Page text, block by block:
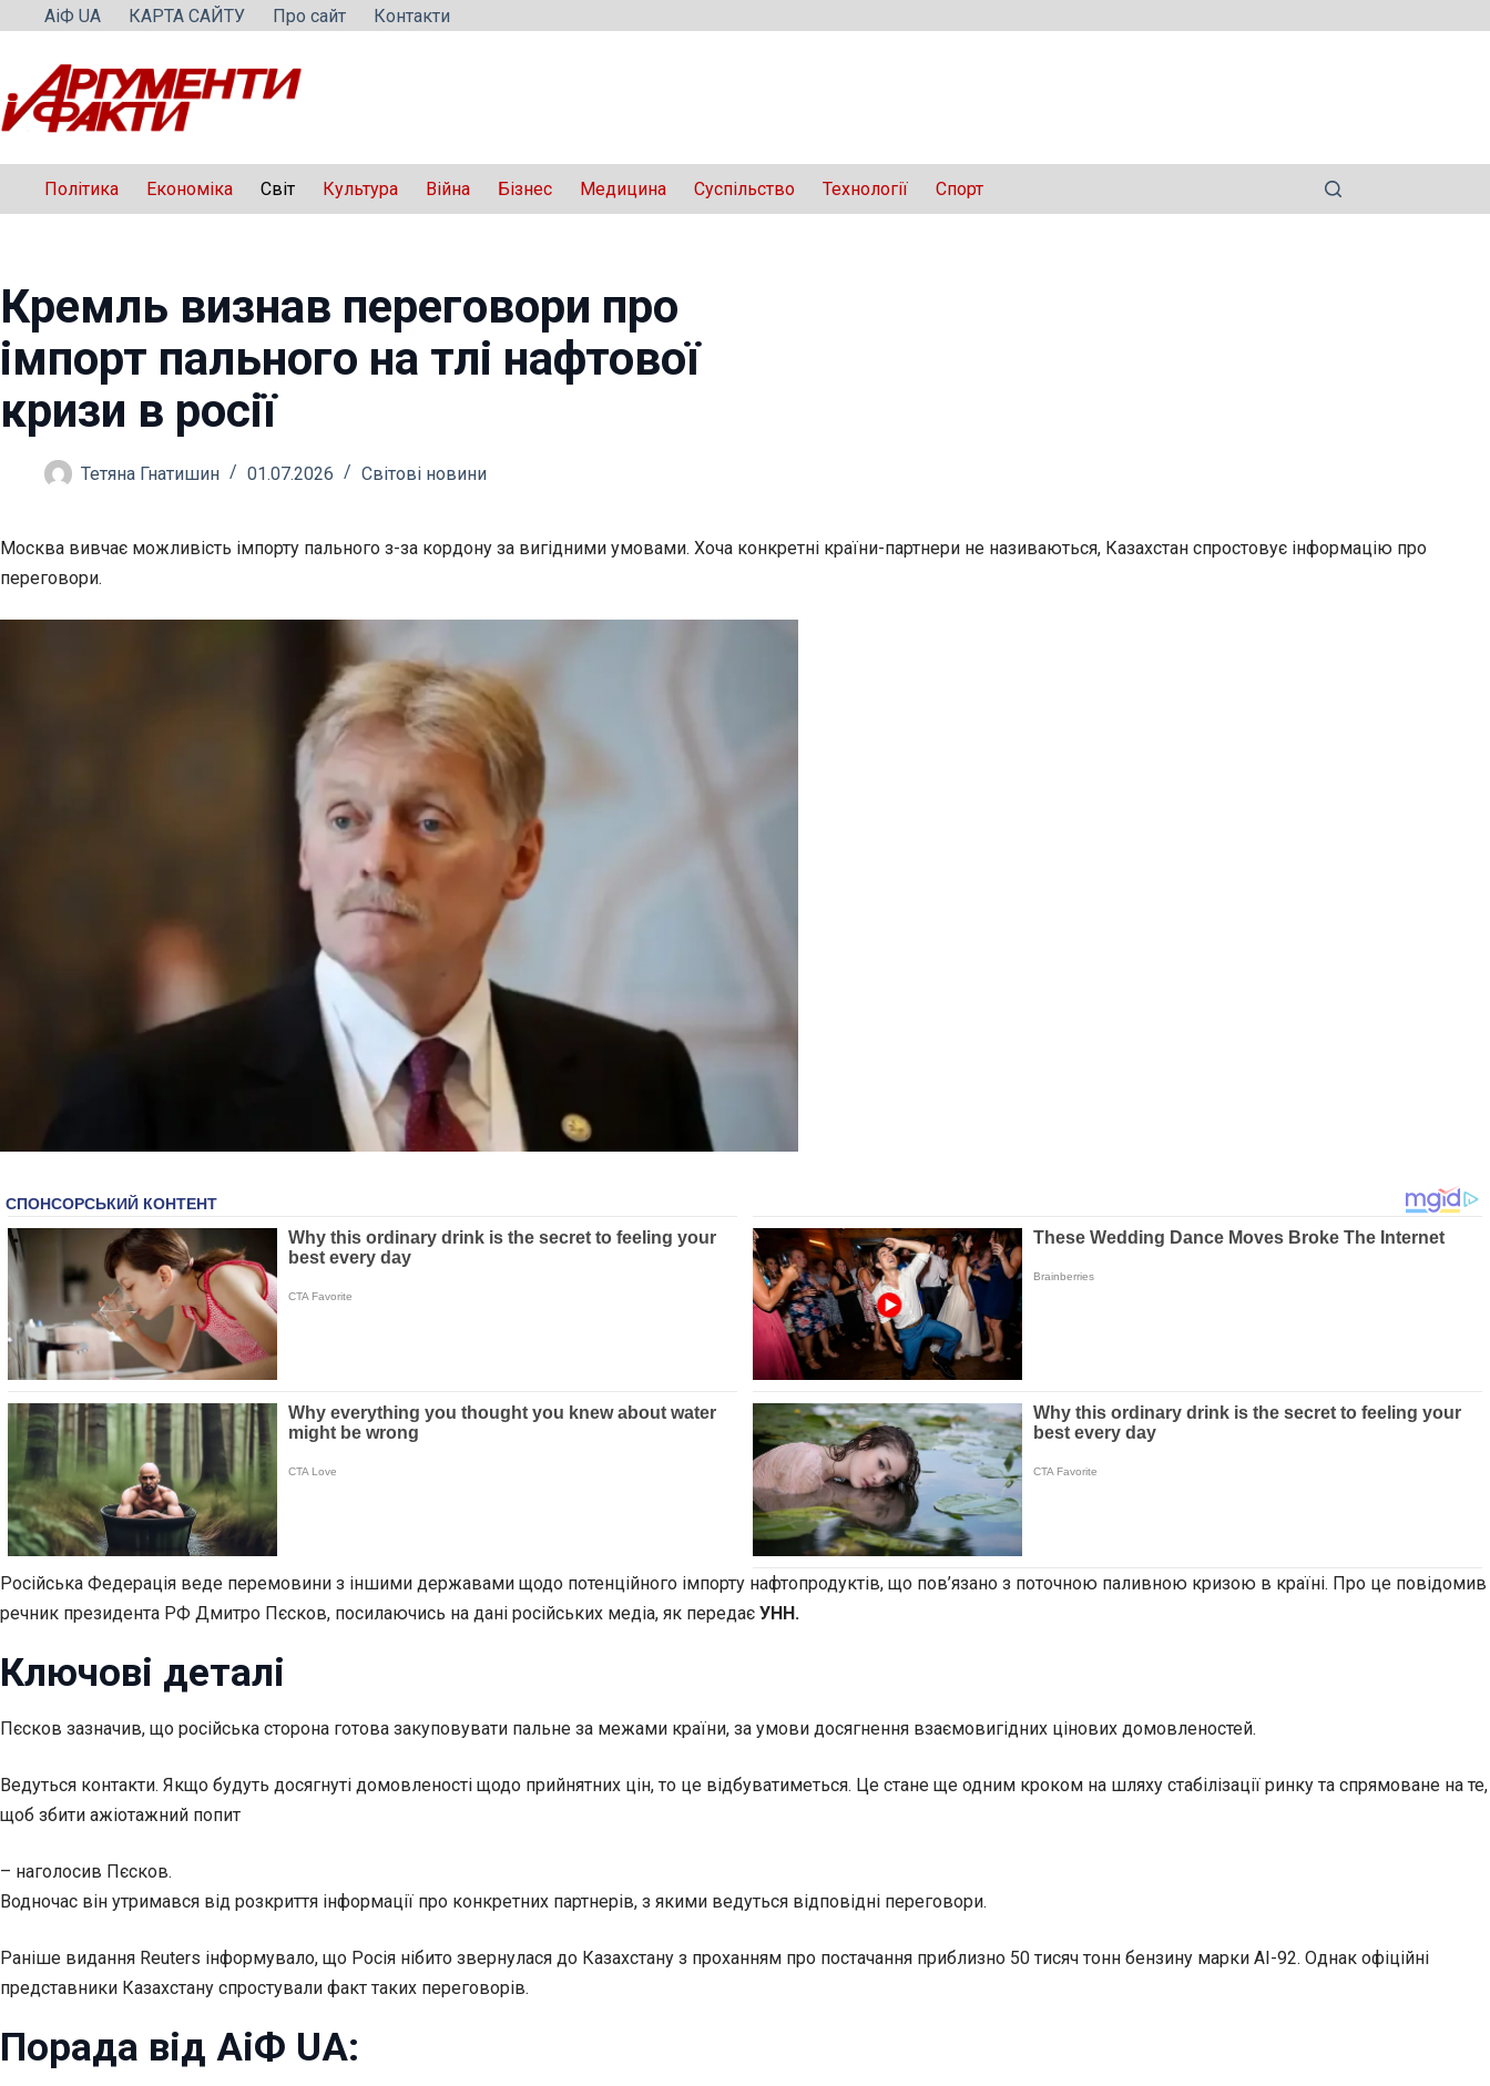
Перейти
вмісту
АіФ UA КАРТА САЙТУ Про сайт Контакти
Політика Економіка Світ Культура Війна Бізнес Медицина Суспільство Технології Спорт
Кремль визнав переговори про
імпорт пального на тлі нафтової
кризи в росії
Тетяна Гнатишин 01.07.2026 Світові новини
Москва вивчає можливість імпорту пального з-за кордону за вигідними умовами. Хоча конкретні країни-партнери не називаються, Казахстан спростовує інформацію про
переговори.
Російська Федерація веде перемовини з іншими державами щодо потенційного імпорту нафтопродуктів, що пов’язано з поточною паливною кризою в країні. Про це повідомив
речник президента РФ Дмитро Пєсков, посилаючись на дані російських медіа, як передає УНН.
Ключові деталі
Пєсков зазначив, що російська сторона готова закуповувати пальне за межами країни, за умови досягнення взаємовигідних цінових домовленостей.
Ведуться контакти. Якщо будуть досягнуті домовленості щодо прийнятних цін, то це відбуватиметься. Це стане ще одним кроком на шляху стабілізації ринку та спрямоване на те,
щоб збити ажіотажний попит
– наголосив Пєсков.
Водночас він утримався від розкриття інформації про конкретних партнерів, з якими ведуться відповідні переговори.
Раніше видання Reuters інформувало, що Росія нібито звернулася до Казахстану з проханням про постачання приблизно 50 тисяч тонн бензину марки АІ-92. Однак офіційні
представники Казахстану спростували факт таких переговорів.
Порада від АіФ UA: